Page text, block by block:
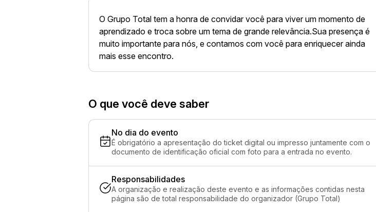
O Grupo Total tem a honra de convidar você para viver um momento de
aprendizado e troca sobre um tema de grande relevância.Sua presença é
muito importante para nós, e contamos com você para enriquecer ainda
mais esse encontro.
O que você deve saber
No dia do evento
É obrigatório a apresentação do ticket digital ou impresso juntamente com o
documento de identificação oficial com foto para a entrada no evento.
Responsabilidades
A organização e realização deste evento e as informações contidas nesta
página são de total responsabilidade do organizador (Grupo Total)